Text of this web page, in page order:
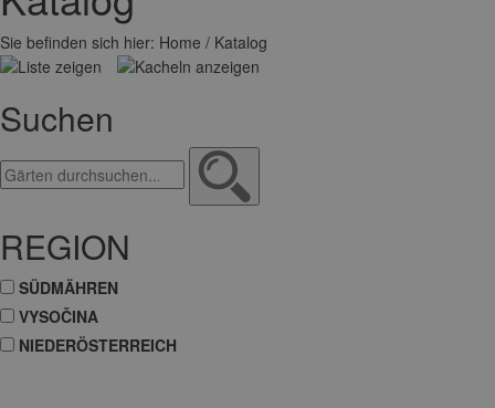
Sie befinden sich hier: Home / Katalog
Suchen
REGION
SÜDMÄHREN
VYSOČINA
NIEDERÖSTERREICH